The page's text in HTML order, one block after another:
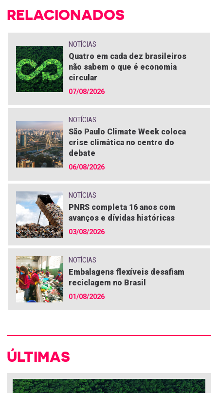
RELACIONADOS
NOTÍCIAS
Quatro em cada dez brasileiros
não sabem o que é economia
circular
07/08/2026
NOTÍCIAS
São Paulo Climate Week coloca
crise climática no centro do
debate
06/08/2026
NOTÍCIAS
PNRS completa 16 anos com
avanços e dívidas históricas
03/08/2026
NOTÍCIAS
Embalagens flexíveis desafiam
reciclagem no Brasil
01/08/2026
ÚLTIMAS